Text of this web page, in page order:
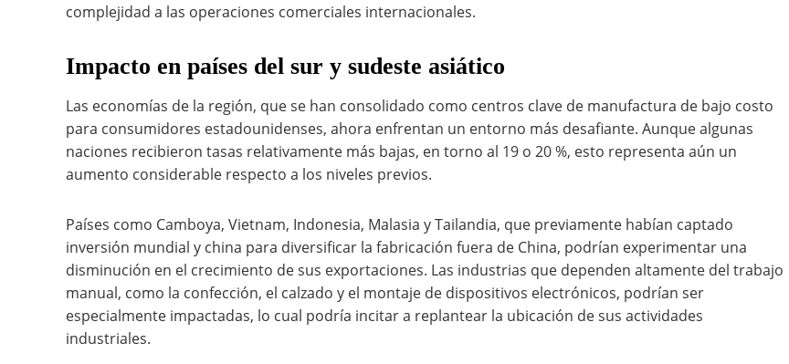
complejidad a las operaciones comerciales internacionales.
Impacto en países del sur y sudeste asiático
Las economías de la región, que se han consolidado como centros clave de manufactura de bajo costo
para consumidores estadounidenses, ahora enfrentan un entorno más desafiante. Aunque algunas
naciones recibieron tasas relativamente más bajas, en torno al 19 o 20 %, esto representa aún un
aumento considerable respecto a los niveles previos.
Países como Camboya, Vietnam, Indonesia, Malasia y Tailandia, que previamente habían captado
inversión mundial y china para diversificar la fabricación fuera de China, podrían experimentar una
disminución en el crecimiento de sus exportaciones. Las industrias que dependen altamente del trabajo
manual, como la confección, el calzado y el montaje de dispositivos electrónicos, podrían ser
especialmente impactadas, lo cual podría incitar a replantear la ubicación de sus actividades
industriales.